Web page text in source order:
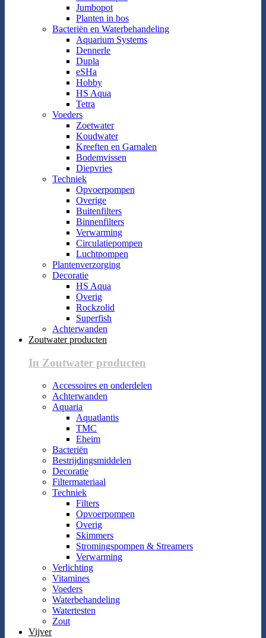
Jumbopot
Planten in bos
Bacteriën en Waterbehandeling
Aquarium Systems
Dennerle
Dupla
eSHa
Hobby
HS Aqua
Tetra
Voeders
Zoetwater
Koudwater
Kreeften en Garnalen
Bodemvissen
Diepvries
Techniek
Opvoerpompen
Overige
Buitenfilters
Binnenfilters
Verwarming
Circulatiepompen
Luchtpompen
Plantenverzorging
Decoratie
HS Aqua
Overig
Rockzolid
Superfish
Achterwanden
Zoutwater producten
In Zoutwater producten
Accessoires en onderdelen
Achterwanden
Aquaria
Aquatlantis
TMC
Eheim
Bacteriën
Bestrijdingsmiddelen
Decoratie
Filtermateriaal
Techniek
Filters
Opvoerpompen
Overig
Skimmers
Stromingspompen & Streamers
Verwarming
Verlichting
Vitamines
Voeders
Waterbehandeling
Watertesten
Zout
Vijver